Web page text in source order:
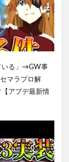
いる」→GW事
マラプロ解
アプデ最新情